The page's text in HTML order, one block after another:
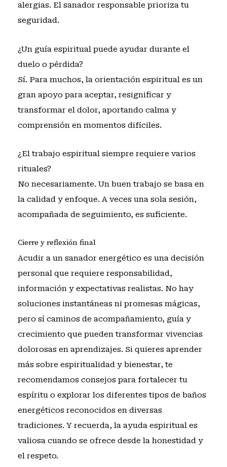
alergias. El sanador responsable prioriza tu
seguridad.
¿Un guía espiritual puede ayudar durante el
duelo o pérdida?
Sí. Para muchos, la orientación espiritual es un
gran apoyo para aceptar, resignificar y
transformar el dolor, aportando calma y
comprensión en momentos difíciles.
¿El trabajo espiritual siempre requiere varios
rituales?
No necesariamente. Un buen trabajo se basa en
la calidad y enfoque. A veces una sola sesión,
acompañada de seguimiento, es suficiente.
Cierre y reflexión final
Acudir a un sanador energético es una decisión
personal que requiere responsabilidad,
información y expectativas realistas. No hay
soluciones instantáneas ni promesas mágicas,
pero sí caminos de acompañamiento, guía y
crecimiento que pueden transformar vivencias
dolorosas en aprendizajes. Si quieres aprender
más sobre espiritualidad y bienestar, te
recomendamos consejos para fortalecer tu
espírituo explorar los diferentes tipos de baños
energéticos reconocidosen diversas
tradiciones. Y recuerda, la ayuda espiritual es
valiosa cuando se ofrece desde la honestidad y
el respeto.